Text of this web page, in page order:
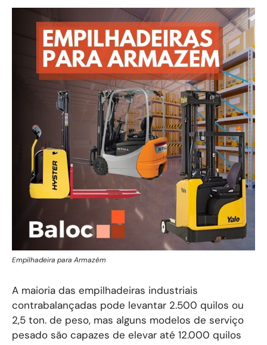
Empilhadeira para Armazém
A maioria das empilhadeiras industriais
contrabalançadas pode levantar 2.500 quilos ou
2,5 ton. de peso, mas alguns modelos de serviço
pesado são capazes de elevar até 12.000 quilos